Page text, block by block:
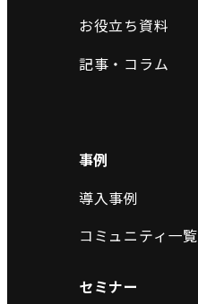
お役立ち資料
記事・コラム
事例
導入事例
コミュニティ一覧
セミナー